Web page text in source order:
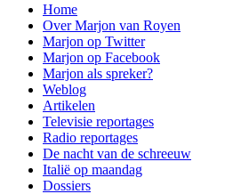
Home
Over Marjon van Royen
Marjon op Twitter
Marjon op Facebook
Marjon als spreker?
Weblog
Artikelen
Televisie reportages
Radio reportages
De nacht van de schreeuw
Italië op maandag
Dossiers